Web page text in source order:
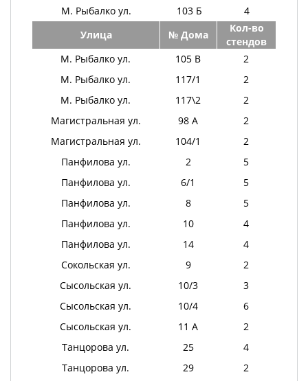
М. Рыбалко ул.
103 Б
4
Улица
№ Дома
Кол-во
стендов
М. Рыбалко ул.
105 В
2
М. Рыбалко ул.
117/1
2
М. Рыбалко ул.
117\2
2
Магистральная ул.
98 А
2
Магистральная ул.
104/1
2
Панфилова ул.
2
5
Панфилова ул.
6/1
5
Панфилова ул.
8
5
Панфилова ул.
10
4
Панфилова ул.
14
4
Сокольская ул.
9
2
Сысольская ул.
10/3
3
Сысольская ул.
10/4
6
Сысольская ул.
11 А
2
Танцорова ул.
25
4
Танцорова ул.
29
2